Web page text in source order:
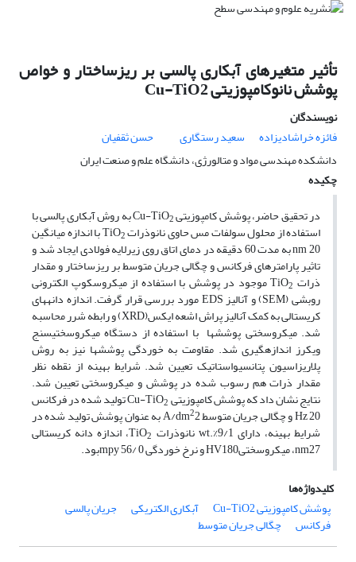
تأثیر متغیرهای آبکاری پالسی بر ریزساختار و خواص
پوشش نانوکامپوزیتی Cu-TiO2
نویسندگان
فائزه خراشادیزاده
سعید رستگاری
حسن ثقفیان
دانشکده مهندسی مواد و متالورژی، دانشگاه علم و صنعت ایران
چکیده
در تحقیق حاضر، پوشش کامپوزیتی Cu-TiO2 به روش آبکاری پالسی با
استفاده از محلول سولفات مس حاوی نانوذرات TiO2 با اندازه میانگین
nm 20 به مدت 60 دقیقه در دمای اتاق روی زیرلایه فولادی ایجاد شد و
تاثیر پارامترهای فرکانس و چگالی جریان متوسط بر ریزساختار و مقدار
ذرات TiO 2 موجود در پوشش با استفاده از میکروسکوپ الکترونی
روبشی (SEM) و آنالیز EDS مورد بررسی قرار گرفت. اندازه دانه­های
کریستالی به کمک آنالیز پراش اشعه ایکس(XRD) و رابطه شرر محاسبه
شد. میکروسختی پوشش­ها با استفاده از دستگاه میکروسختی­سنج
ویکرز اندازه­گیری شد. مقاومت به خوردگی پوشش­ها نیز به روش
پلاریزاسیون پتانسیواستاتیک تعیین شد. شرایط بهینه از نقطه نظر
مقدار ذرات هم رسوب شده در پوشش و میکروسختی تعیین شد.
نتایج نشان داد که پوشش کامپوزیتی Cu-TiO 2 تولید شده در فرکانس
Hz 20 و چگالی جریان متوسط A/dm 2 2 به عنوان پوشش تولید شده در
شرایط بهینه، دارای wt.%9/1 نانوذرات TiO 2 ، اندازه دانه کریستالی
nm27، میکروسختیHV180 و نرخ خوردگی mpy 56/ 0بود.
کلیدواژه‌ها
پوشش کامپوزیتی Cu-TiO2
آبکاری الکتریکی جریان پالسی
فرکانس چگالی جریان متوسط